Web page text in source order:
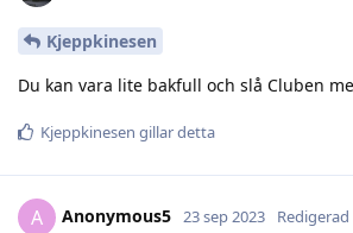
Kjeppkinesen
Du kan vara lite bakfull och slå Cluben
Kjeppkinesen gillar detta
A Anonymous5 23 sep 2023 Redigerad